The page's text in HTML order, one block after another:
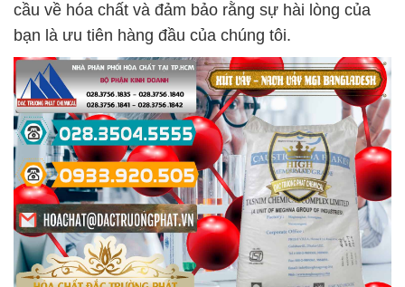
cầu về hóa chất và đảm bảo rằng sự hài lòng của
bạn là ưu tiên hàng đầu của chúng tôi.